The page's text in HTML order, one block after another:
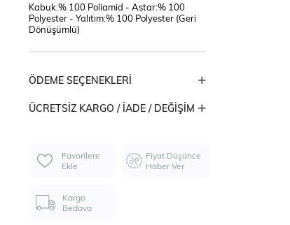
Kabuk:% 100 Poliamid - Astar:% 100
Polyester - Yalıtım:% 100 Polyester (Geri
Dönüşümlü)
ÖDEME SEÇENEKLERI
ÜCRETSIZ KARGO / İADE / DEĞIŞIM
Favorilere
Ekle
Fiyat Düşünce
Haber Ver
Kargo
Bedava